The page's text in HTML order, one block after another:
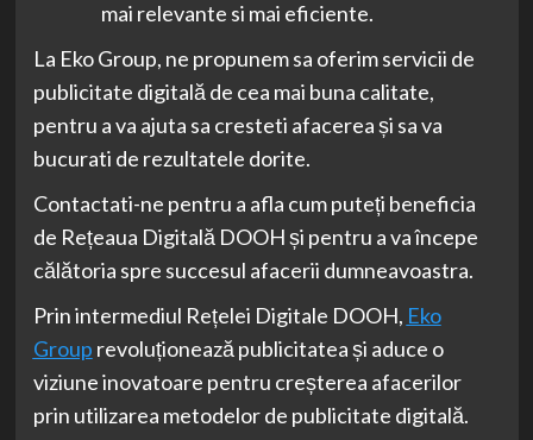
mai relevante si mai eficiente.
La Eko Group, ne propunem sa oferim servicii de
publicitate digitală de cea mai buna calitate,
pentru a va ajuta sa cresteti afacerea și sa va
bucurati de rezultatele dorite.
Contactati-ne pentru a afla cum puteți beneficia
de Rețeaua Digitală DOOH și pentru a va începe
călătoria spre succesul afacerii dumneavoastra.
Prin intermediul Rețelei Digitale DOOH, Eko
Group revoluționează publicitatea și aduce o
viziune inovatoare pentru creșterea afacerilor
prin utilizarea metodelor de publicitate digitală.